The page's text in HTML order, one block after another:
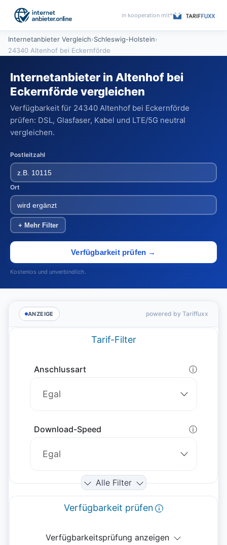
in kooperation mit*
Internetanbieter Vergleich›Schleswig-Holstein›
24340 Altenhof bei Eckernförde
Internetanbieter in Altenhof bei
Eckernförde vergleichen
Verfügbarkeit für 24340 Altenhof bei Eckernförde
prüfen: DSL, Glasfaser, Kabel und LTE/5G neutral
vergleichen.
Postleitzahl
Ort
+ Mehr Filter
Verfügbarkeit prüfen →
Kostenlos und unverbindlich.
ANZEIGE powered by Tariffuxx